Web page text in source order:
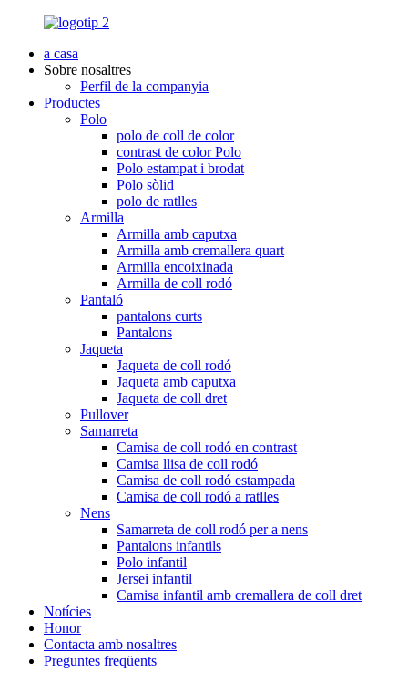
a casa
Sobre nosaltres
Perfil de la companyia
Productes
Polo
polo de coll de color
contrast de color Polo
Polo estampat i brodat
Polo sòlid
polo de ratlles
Armilla
Armilla amb caputxa
Armilla amb cremallera quart
Armilla encoixinada
Armilla de coll rodó
Pantaló
pantalons curts
Pantalons
Jaqueta
Jaqueta de coll rodó
Jaqueta amb caputxa
Jaqueta de coll dret
Pullover
Samarreta
Camisa de coll rodó en contrast
Camisa llisa de coll rodó
Camisa de coll rodó estampada
Camisa de coll rodó a ratlles
Nens
Samarreta de coll rodó per a nens
Pantalons infantils
Polo infantil
Jersei infantil
Camisa infantil amb cremallera de coll dret
Notícies
Honor
Contacta amb nosaltres
Preguntes freqüents